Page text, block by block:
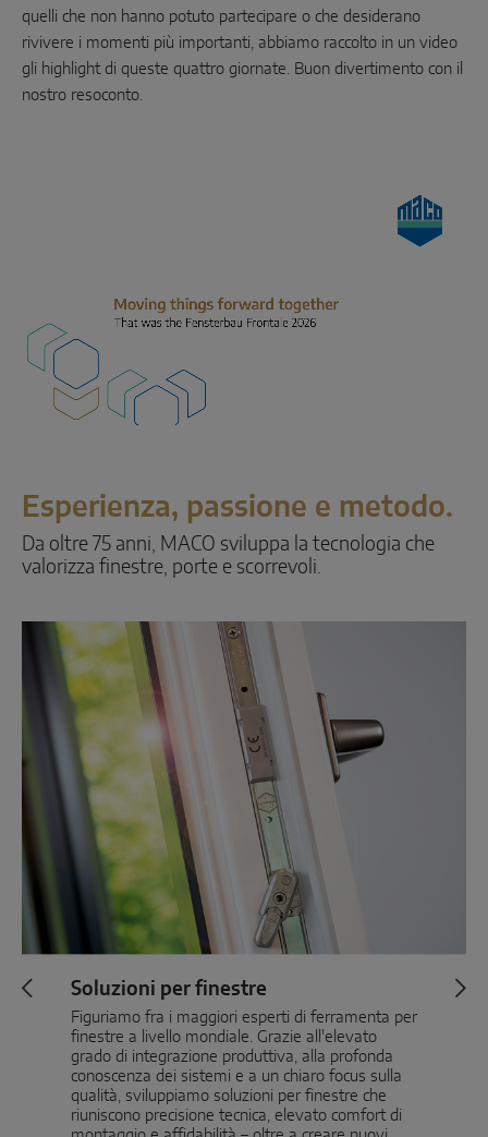
SOLUZIONI CON SENSORI SMART
Sense by MACO
Servizi di prodotto
quelli che non hanno potuto partecipare o che desiderano
rivivere i momenti più importanti, abbiamo raccolto in un video
gli highlight di queste quattro giornate. Buon divertimento con il
nostro resoconto.
Esperienza, passione e metodo.
Da oltre 75 anni, MACO sviluppa la tecnologia che
valorizza finestre, porte e scorrevoli.
Soluzioni per finestre
Figuriamo fra i maggiori esperti di ferramenta per
finestre a livello mondiale. Grazie all'elevato
grado di integrazione produttiva, alla profonda
conoscenza dei sistemi e a un chiaro focus sulla
qualità, sviluppiamo soluzioni per finestre che
riuniscono precisione tecnica, elevato comfort di